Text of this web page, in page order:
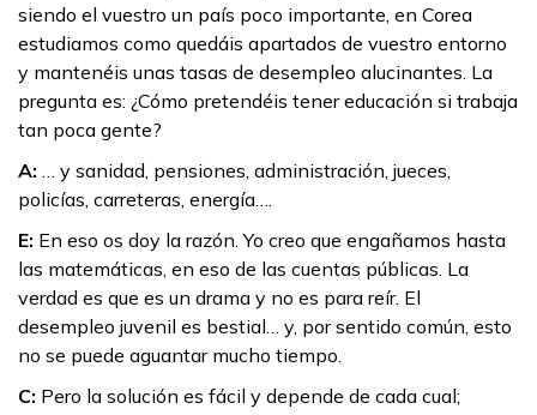
siendo el vuestro un país poco importante, en Corea
estudiamos como quedáis apartados de vuestro entorno
y mantenéis unas tasas de desempleo alucinantes. La
pregunta es: ¿Cómo pretendéis tener educación si trabaja
tan poca gente?
A:
… y sanidad, pensiones, administración, jueces,
policías, carreteras, energía….
E: En eso os doy la razón. Yo creo que engañamos hasta
las matemáticas, en eso de las cuentas públicas. La
verdad es que es un drama y no es para reír. El
desempleo juvenil es bestial… y, por sentido común, esto
no se puede aguantar mucho tiempo.
C: Pero la solución es fácil y depende de cada cual;